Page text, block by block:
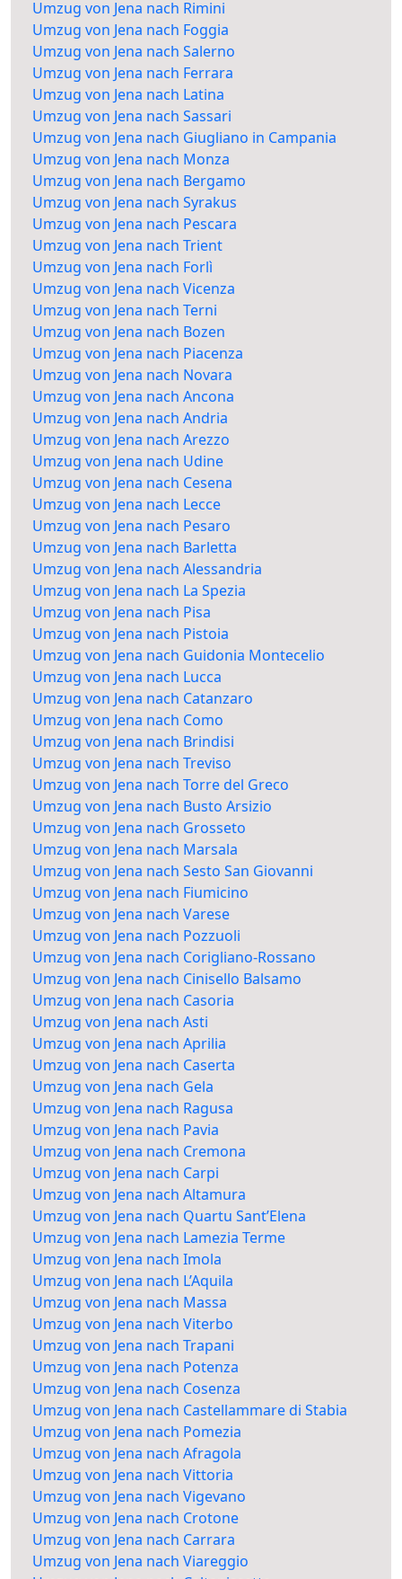
Umzug von Jena nach Rimini
Umzug von Jena nach Foggia
Umzug von Jena nach Salerno
Umzug von Jena nach Ferrara
Umzug von Jena nach Latina
Umzug von Jena nach Sassari
Umzug von Jena nach Giugliano in Campania
Umzug von Jena nach Monza
Umzug von Jena nach Bergamo
Umzug von Jena nach Syrakus
Umzug von Jena nach Pescara
Umzug von Jena nach Trient
Umzug von Jena nach Forlì
Umzug von Jena nach Vicenza
Umzug von Jena nach Terni
Umzug von Jena nach Bozen
Umzug von Jena nach Piacenza
Umzug von Jena nach Novara
Umzug von Jena nach Ancona
Umzug von Jena nach Andria
Umzug von Jena nach Arezzo
Umzug von Jena nach Udine
Umzug von Jena nach Cesena
Umzug von Jena nach Lecce
Umzug von Jena nach Pesaro
Umzug von Jena nach Barletta
Umzug von Jena nach Alessandria
Umzug von Jena nach La Spezia
Umzug von Jena nach Pisa
Umzug von Jena nach Pistoia
Umzug von Jena nach Guidonia Montecelio
Umzug von Jena nach Lucca
Umzug von Jena nach Catanzaro
Umzug von Jena nach Como
Umzug von Jena nach Brindisi
Umzug von Jena nach Treviso
Umzug von Jena nach Torre del Greco
Umzug von Jena nach Busto Arsizio
Umzug von Jena nach Grosseto
Umzug von Jena nach Marsala
Umzug von Jena nach Sesto San Giovanni
Umzug von Jena nach Fiumicino
Umzug von Jena nach Varese
Umzug von Jena nach Pozzuoli
Umzug von Jena nach Corigliano-Rossano
Umzug von Jena nach Cinisello Balsamo
Umzug von Jena nach Casoria
Umzug von Jena nach Asti
Umzug von Jena nach Aprilia
Umzug von Jena nach Caserta
Umzug von Jena nach Gela
Umzug von Jena nach Ragusa
Umzug von Jena nach Pavia
Umzug von Jena nach Cremona
Umzug von Jena nach Carpi
Umzug von Jena nach Altamura
Umzug von Jena nach Quartu Sant’Elena
Umzug von Jena nach Lamezia Terme
Umzug von Jena nach Imola
Umzug von Jena nach L’Aquila
Umzug von Jena nach Massa
Umzug von Jena nach Viterbo
Umzug von Jena nach Trapani
Umzug von Jena nach Potenza
Umzug von Jena nach Cosenza
Umzug von Jena nach Castellammare di Stabia
Umzug von Jena nach Pomezia
Umzug von Jena nach Afragola
Umzug von Jena nach Vittoria
Umzug von Jena nach Vigevano
Umzug von Jena nach Crotone
Umzug von Jena nach Carrara
Umzug von Jena nach Viareggio